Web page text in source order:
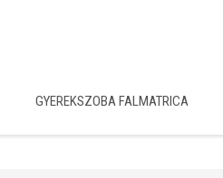
GYEREKSZOBA FALMATRICA